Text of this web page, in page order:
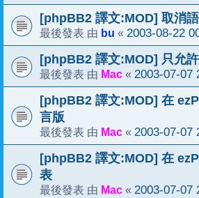
[phpBB2 譯文:MOD] 取消
最後發表 由 bu « 2003-08-22
[phpBB2 譯文:MOD] 只允
最後發表 由 Mac « 2003-07-07
[phpBB2 譯文:MOD] 在
言版
最後發表 由 Mac « 2003-07-07
[phpBB2 譯文:MOD] 在
表
最後發表 由 Mac « 2003-07-07